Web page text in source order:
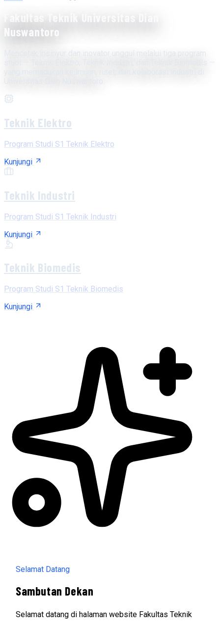
Fakultas Teknik Universitas Dian
Nuswantoro
Mencetak insinyur dan inovator unggul melalui tiga program
studi — Teknik Elektro, Teknik Industri, dan Teknik Biomedis —
Teknik Elektro
Program Studi S1 Teknik Elektro
Kunjungi
Teknik Industri
Program Studi S1 Teknik Industri
Kunjungi
Teknik Biomedis
Program Studi S1 Teknik Biomedis
Kunjungi
Selamat Datang
Sambutan Dekan
Selamat datang di halaman website Fakultas Teknik